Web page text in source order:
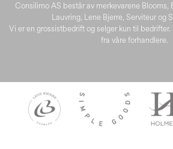
Consilimo AS består av merkevarene Blooms,
Lauvring, Lene Bjerre, Serviteur og
Vi er en grossistbedrift og selger kun til
fra våre forhandlere.